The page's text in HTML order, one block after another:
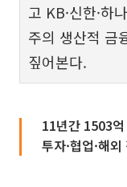
고 KB·신한·하
주의 생산적 금
짚어본다.
11년간 1503
투자·협업·해